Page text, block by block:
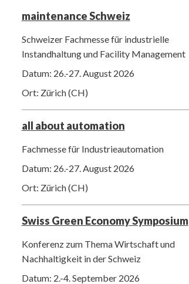
maintenance Schweiz
Schweizer Fachmesse für industrielle
Instandhaltung und Facility Management
Datum: 26.-27. August 2026
Ort: Zürich (CH)
all about automation
Fachmesse für Industrieautomation
Datum: 26.-27. August 2026
Ort: Zürich (CH)
Swiss Green Economy Symposium
Konferenz zum Thema Wirtschaft und
Nachhaltigkeit in der Schweiz
Datum: 2.-4. September 2026